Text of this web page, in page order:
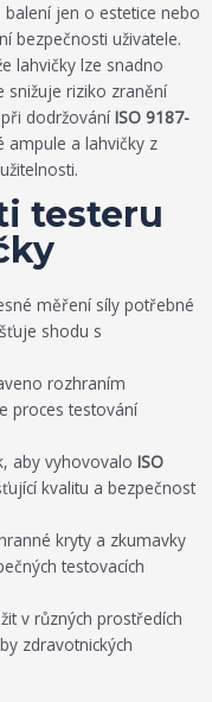
jen o estetice nebo
bezpečnosti uživatele.
lahvičky lze snadno
snižuje riziko zranění
dodržování ISO 9187-
ampule a lahvičky z
testeru
měření síly potřebné
shodu s
rozhraním
proces testování
aby vyhovovaloISO
kvalitu a bezpečnost
kryty a zkumavky
testovacích
v různých prostředích
zdravotnických